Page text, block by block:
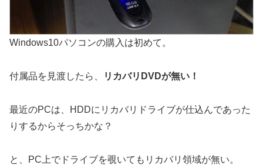
Windows10パソコンの購入は初めて。
付属品を見渡したら、 リカバリDVDが無い！
最近のPCは、HDDにリカバリドライブが仕込んであった
りするからそっちかな？
と、PC上でドライブを覗いてもリカバリ領域が無い。